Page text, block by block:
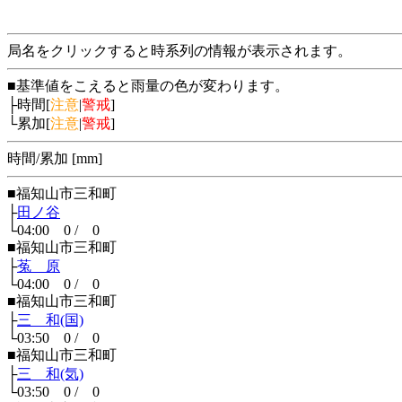
局名をクリックすると時系列の情報が表示されます。
■基準値をこえると雨量の色が変わります。
├時間[注意|警戒]
└累加[注意|警戒]
時間/累加 [mm]
■福知山市三和町
├田ノ谷
└04:00 0 / 0
■福知山市三和町
├菟 原
└04:00 0 / 0
■福知山市三和町
├三 和(国)
└03:50 0 / 0
■福知山市三和町
├三 和(気)
└03:50 0 / 0